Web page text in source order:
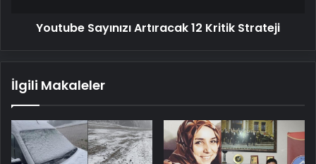
Youtube Sayınızı Artıracak 12 Kritik Strateji
İlgili Makaleler